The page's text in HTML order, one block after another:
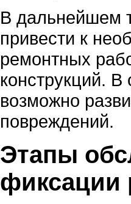
В дальнейшем
привести к
ремонтных
конструкций.
возможно
повреждений.
Этапы
фиксации